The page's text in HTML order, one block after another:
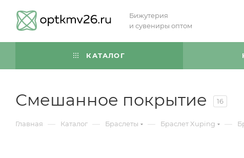
Бижутерия
и сувениры оптом
КАТАЛОГ
Смешанное покрытие 16
Главная — Каталог — Браслеты — Браслет Xuping —